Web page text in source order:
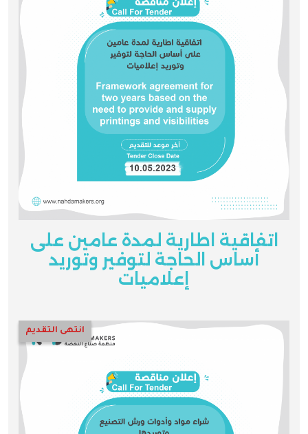
اتفاقية اطارية لمدة عامين على
أساس الحاجة لتوفير وتوريد
إعلاميات
انتهى التقديم